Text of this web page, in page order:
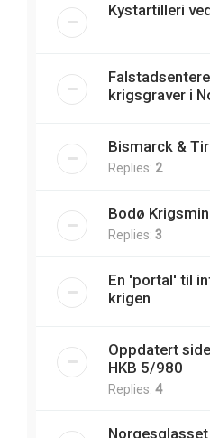
Kystartilleri
krigsgraver i
Bismarck &
Replies: 2
Bodø
Replies: 3
En 'portal' til
krigen
Oppdatert
HKB 5/980
Replies: 4
Norgesglasset